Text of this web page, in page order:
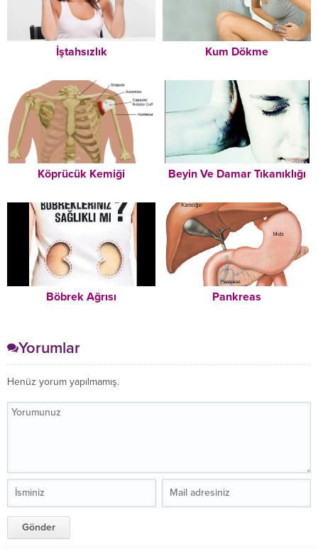
İştahsızlık Kum Dökme
Köprücük Kemiği Beyin Ve Damar Tıkanıklığı
Böbrek Ağrısı Pankreas
Yorumlar
Henüz yorum yapılmamış.